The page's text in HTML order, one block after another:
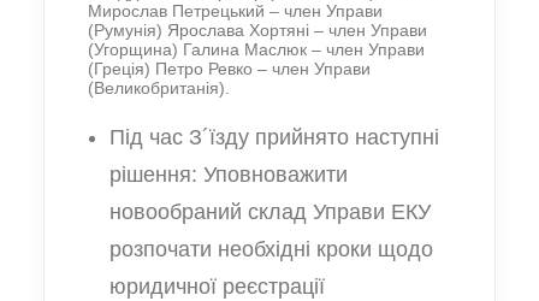
Мирослав Петрецький – член Управи
(Румунія) Ярослава Хортяні – член Управи
(Угорщина) Галина Маслюк – член Управи
(Греція) Петро Ревко – член Управи
(Великобританія).
Під час З´їзду прийнято наступні
рішення: Уповноважити
новообраний склад Управи ЕКУ
розпочати необхідні кроки щодо
юридичної реєстрації